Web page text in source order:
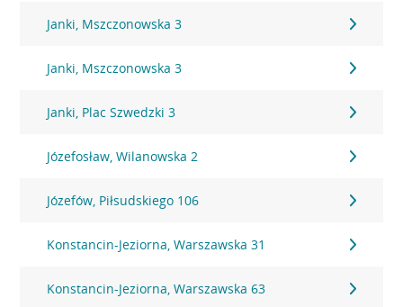
Janki, Mszczonowska 3
Janki, Mszczonowska 3
Janki, Plac Szwedzki 3
Józefosław, Wilanowska 2
Józefów, Piłsudskiego 106
Konstancin-Jeziorna, Warszawska 31
Konstancin-Jeziorna, Warszawska 63